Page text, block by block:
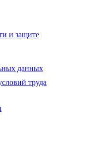
и защите
данных
труда